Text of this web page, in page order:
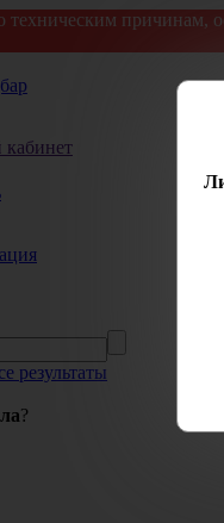
причинам,
результаты
?